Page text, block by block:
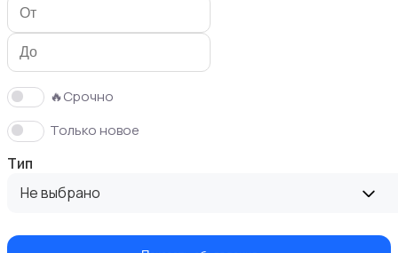
Цифровые фоторамки
Студийное оборудование
🔥Срочно
Только новое
Тип
Не выбрано